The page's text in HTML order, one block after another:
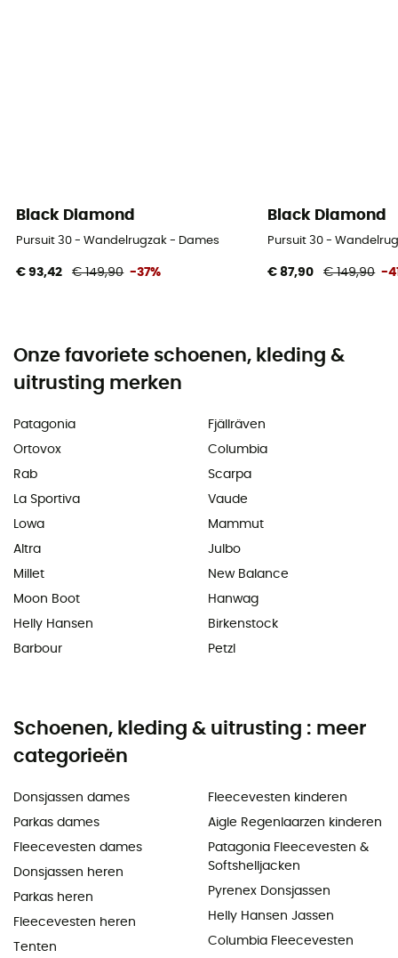
Black Diamond
Pursuit 30 - Wandelrugzak - Dames
€ 93,42 € 149,90 -37%
Black Diamond
Pursuit 30 -
€ 87,90 € 149,90 -
Onze favoriete schoenen, kleding &
uitrusting merken
Patagonia
Ortovox
Rab
La Sportiva
Lowa
Altra
Millet
Moon Boot
Helly Hansen
Barbour
Fjällräven
Columbia
Scarpa
Vaude
Mammut
Julbo
New Balance
Hanwag
Birkenstock
Petzl
Schoenen, kleding & uitrusting : meer
categorieën
Donsjassen dames
Parkas dames
Fleecevesten dames
Donsjassen heren
Parkas heren
Fleecevesten heren
Tenten
Fleecevesten kinderen
Aigle Regenlaarzen kinderen
Patagonia Fleecevesten &
Softshelljacken
Pyrenex Donsjassen
Helly Hansen Jassen
Columbia Fleecevesten